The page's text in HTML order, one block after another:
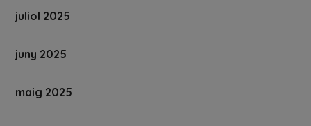
juliol 2025
juny 2025
maig 2025